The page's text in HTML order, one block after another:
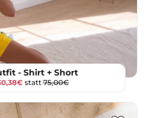
- Shirt + Short
statt75,00€